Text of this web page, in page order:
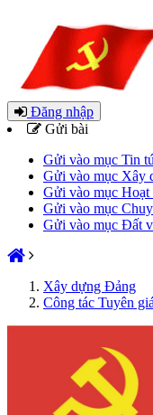
Đăng nhập
Gửi bài
Gửi vào mục Tin
Gửi vào mục Xây
Gửi vào mục Hoạt
Gửi vào mục
Gửi vào mục Đất
Xây dựng Đảng
Công tác Tuyên